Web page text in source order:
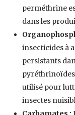
perméthrine
dans les
insecticides à
persistants
utilisé pour
insectes